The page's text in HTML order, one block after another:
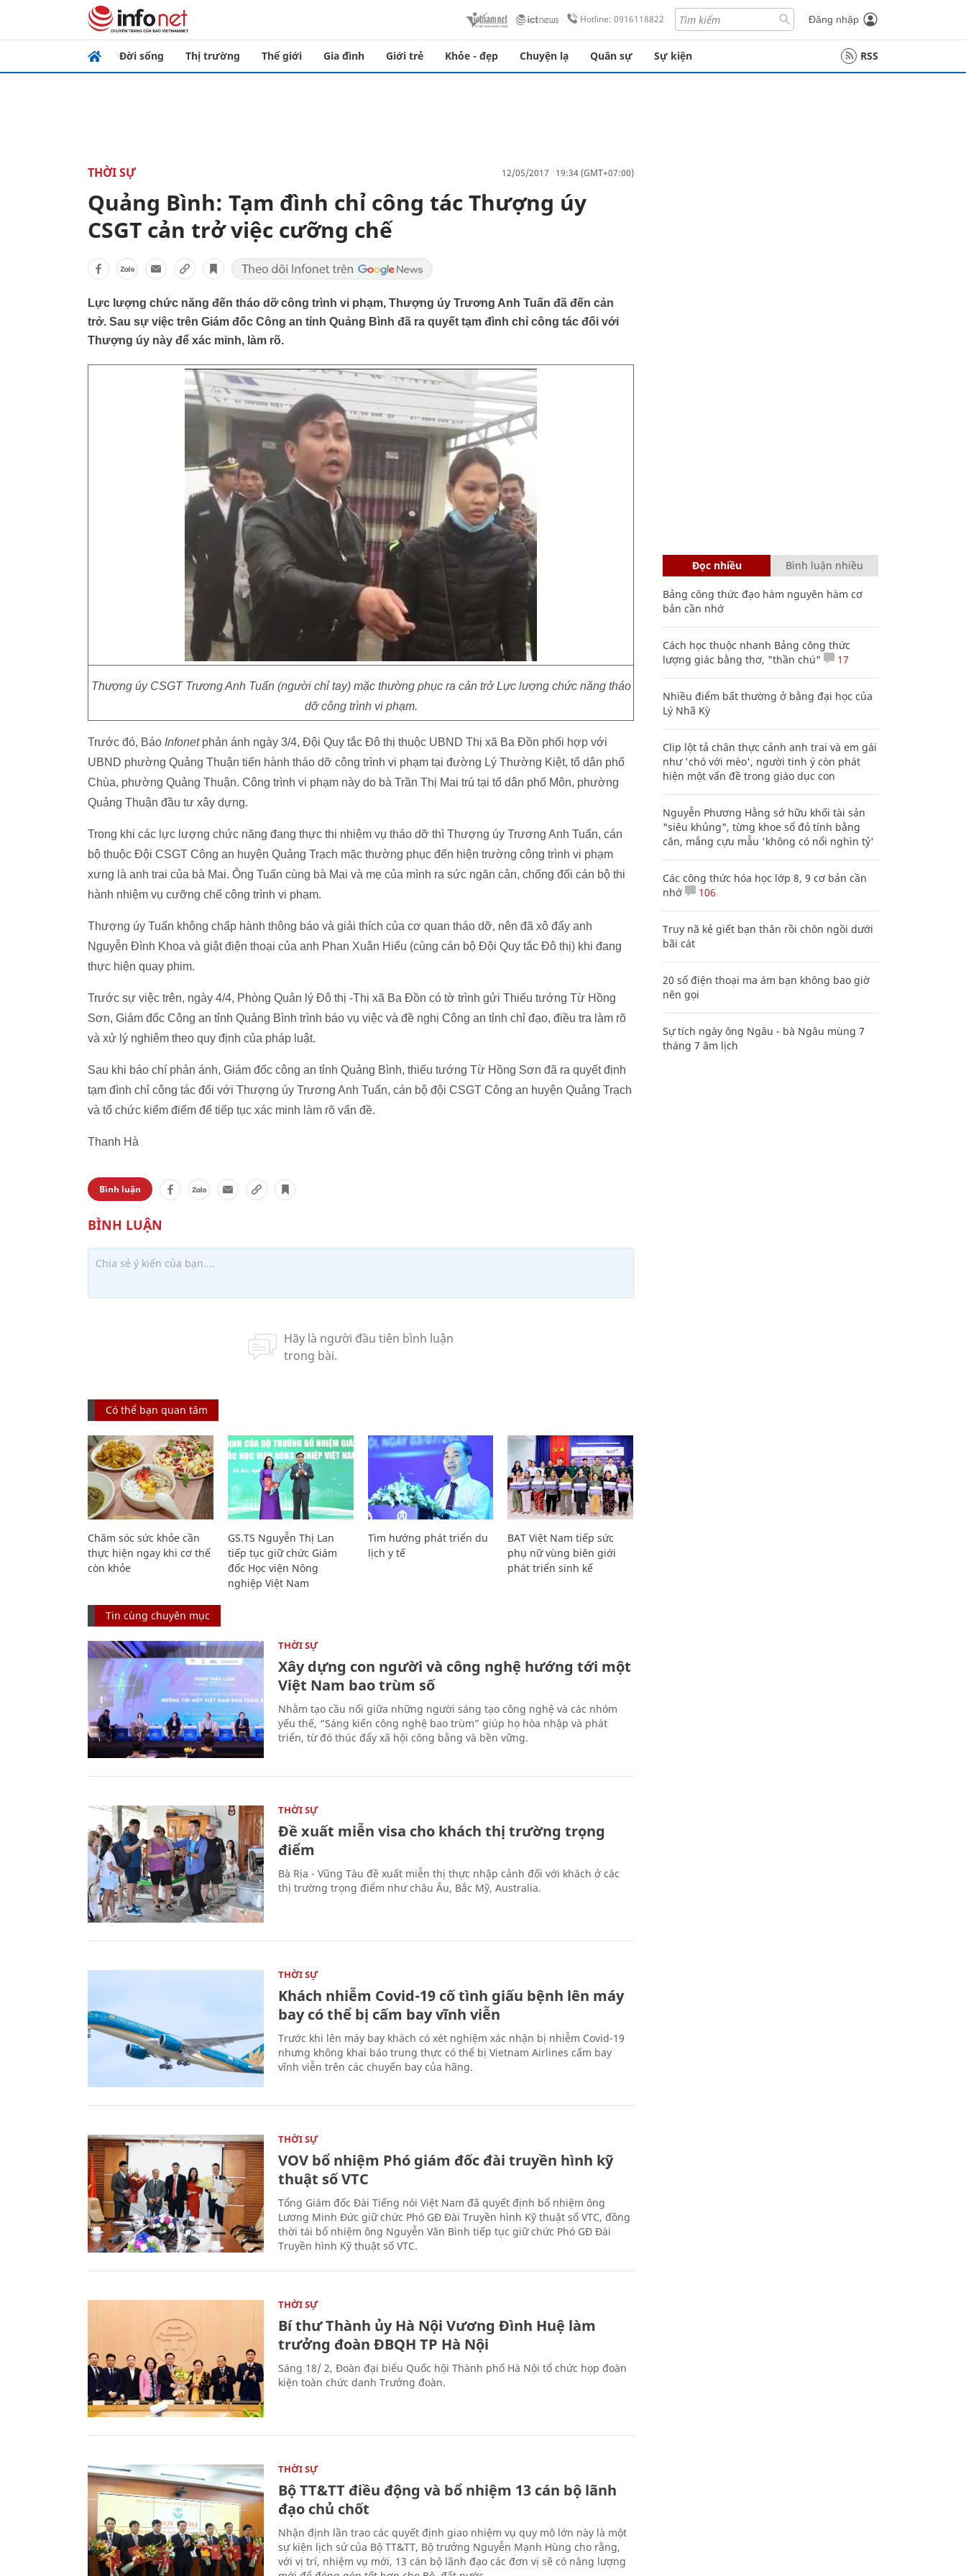
Hotline: 0916118822 Đăng nhập
Đời sống Thị trường Thế giới Gia đình Giới trẻ Khỏe - đẹp Chuyện lạ Quân sự Sự kiện RSS
THỜI SỰ 12/05/2017 19:34 (GMT+07:00)
Quảng Bình: Tạm đình chỉ công tác Thượng úy
CSGT cản trở việc cưỡng chế
Lực lượng chức năng đến tháo dỡ công trình vi phạm, Thượng úy Trương Anh Tuấn đã đến cản
trở. Sau sự việc trên Giám đốc Công an tỉnh Quảng Bình đã ra quyết tạm đình chỉ công tác đối với
Thượng úy này để xác minh, làm rõ.
Thượng úy CSGT Trương Anh Tuấn (người chỉ tay) mặc thường phục ra cản trở Lực lượng chức năng tháo
dỡ công trình vi phạm.
Trước đó, Báo Infonetphản ánh ngày 3/4, Đội Quy tắc Đô thị thuộc UBND Thị xã Ba Đồn phối hợp với
UBND phường Quảng Thuận tiến hành tháo dỡ công trình vi phạm tại đường Lý Thường Kiệt, tổ dân phố
Chùa, phường Quảng Thuận. Công trình vi phạm này do bà Trần Thị Mai trú tại tổ dân phố Môn, phường
Quảng Thuận đầu tư xây dựng.
Trong khi các lực lượng chức năng đang thực thi nhiệm vụ tháo dỡ thì Thượng úy Trương Anh Tuấn, cán
bộ thuộc Đội CSGT Công an huyện Quảng Trạch mặc thường phục đến hiện trường công trình vi phạm
xưng là anh trai của bà Mai. Ông Tuấn cùng bà Mai và mẹ của mình ra sức ngăn cản, chống đối cán bộ thi
hành nhiệm vụ cưỡng chế công trình vi phạm.
Thượng úy Tuấn không chấp hành thông báo và giải thích của cơ quan tháo dỡ, nên đã xô đẩy anh
Nguyễn Đình Khoa và giật điện thoại của anh Phan Xuân Hiếu (cùng cán bộ Đội Quy tắc Đô thị) khi đang
thực hiện quay phim.
Trước sự việc trên, ngày 4/4, Phòng Quản lý Đô thị -Thị xã Ba Đồn có tờ trình gửi Thiếu tướng Từ Hồng
Sơn, Giám đốc Công an tỉnh Quảng Bình trình báo vụ việc và đề nghị Công an tỉnh chỉ đạo, điều tra làm rõ
và xử lý nghiêm theo quy định của pháp luật.
Sau khi báo chí phản ánh, Giám đốc công an tỉnh Quảng Bình, thiếu tướng Từ Hồng Sơn đã ra quyết định
tạm đình chỉ công tác đối với Thượng úy Trương Anh Tuấn, cán bộ đội CSGT Công an huyện Quảng Trạch
và tổ chức kiểm điểm để tiếp tục xác minh làm rõ vấn đề.
Thanh Hà
Bình luận
Có thể bạn quan tâm
Chăm sóc sức khỏe cần
thực hiện ngay khi cơ thể
còn khỏe
GS.TS Nguyễn Thị Lan
tiếp tục giữ chức Giám
đốc Học viện Nông
nghiệp Việt Nam
Tìm hướng phát triển du
lịch y tế
BAT Việt Nam tiếp sức
phụ nữ vùng biên giới
phát triển sinh kế
Tin cùng chuyên mục
THỜI SỰ
Xây dựng con người và công nghệ hướng tới một
Việt Nam bao trùm số
Nhằm tạo cầu nối giữa những người sáng tạo công nghệ và các nhóm
yếu thế, “Sáng kiến công nghệ bao trùm” giúp họ hòa nhập và phát
triển, từ đó thúc đẩy xã hội công bằng và bền vững.
THỜI SỰ
Đề xuất miễn visa cho khách thị trường trọng
điểm
Bà Rịa - Vũng Tàu đề xuất miễn thị thực nhập cảnh đối với khách ở các
thị trường trọng điểm như châu Âu, Bắc Mỹ, Australia.
THỜI SỰ
Khách nhiễm Covid-19 cố tình giấu bệnh lên máy
bay có thể bị cấm bay vĩnh viễn
Trước khi lên máy bay khách có xét nghiệm xác nhận bị nhiễm Covid-19
nhưng không khai báo trung thực có thể bị Vietnam Airlines cấm bay
vĩnh viễn trên các chuyến bay của hãng.
THỜI SỰ
VOV bổ nhiệm Phó giám đốc đài truyền hình kỹ
thuật số VTC
Tổng Giám đốc Đài Tiếng nói Việt Nam đã quyết định bổ nhiệm ông
Lương Minh Đức giữ chức Phó GĐ Đài Truyền hình Kỹ thuật số VTC, đồng
thời tái bổ nhiệm ông Nguyễn Văn Bình tiếp tục giữ chức Phó GĐ Đài
Truyền hình Kỹ thuật số VTC.
THỜI SỰ
Bí thư Thành ủy Hà Nội Vương Đình Huệ làm
trưởng đoàn ĐBQH TP Hà Nội
Sáng 18/ 2, Đoàn đại biểu Quốc hội Thành phố Hà Nội tổ chức họp đoàn
kiện toàn chức danh Trưởng đoàn.
THỜI SỰ
Bộ TT&TT điều động và bổ nhiệm 13 cán bộ lãnh
đạo chủ chốt
Nhận định lần trao các quyết định giao nhiệm vụ quy mô lớn này là một
sự kiện lịch sử của Bộ TT&TT, Bộ trưởng Nguyễn Mạnh Hùng cho rằng,
với vị trí, nhiệm vụ mới, 13 cán bộ lãnh đạo các đơn vị sẽ có năng lượng
Đọc nhiều Bình luận nhiều
Bảng công thức đạo hàm nguyên hàm cơ
bản cần nhớ
Cách học thuộc nhanh Bảng công thức
lượng giác bằng thơ, "thần chú"
17
Nhiều điểm bất thường ở bằng đại học của
Lý Nhã Kỳ
Clip lột tả chân thực cảnh anh trai và em gái
như 'chó với mèo', người tinh ý còn phát
hiện một vấn đề trong giáo dục con
Nguyễn Phương Hằng sở hữu khối tài sản
"siêu khủng", từng khoe sổ đỏ tính bằng
cân, mắng cựu mẫu 'không có nổi nghìn tỷ'
Các công thức hóa học lớp 8, 9 cơ bản cần
nhớ
106
Truy nã kẻ giết bạn thân rồi chôn ngồi dưới
bãi cát
20 số điện thoại ma ám bạn không bao giờ
nên gọi
Sự tích ngày ông Ngâu - bà Ngâu mùng 7
tháng 7 âm lịch